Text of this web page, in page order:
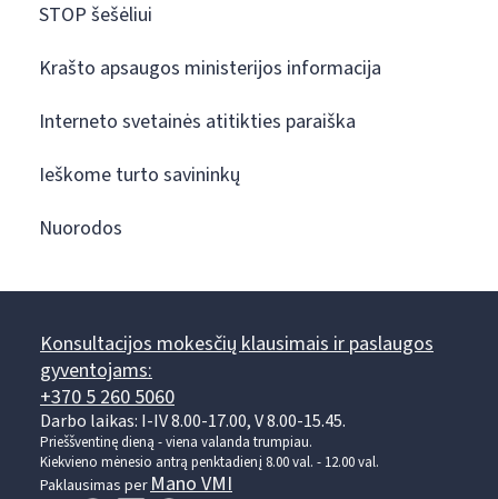
STOP šešėliui
Krašto apsaugos ministerijos informacija
Interneto svetainės atitikties paraiška
Ieškome turto savininkų
Nuorodos
Konsultacijos mokesčių klausimais ir paslaugos
gyventojams:
+370 5 260 5060
Darbo laikas: I-IV 8.00-17.00, V 8.00-15.45.
Prieššventinę dieną - viena valanda trumpiau.
Kiekvieno mėnesio antrą penktadienį 8.00 val. - 12.00 val.
Paklausimas perMano VMI